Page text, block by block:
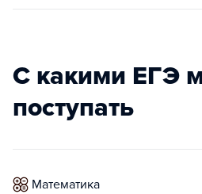
С какими ЕГЭ
поступать
математика